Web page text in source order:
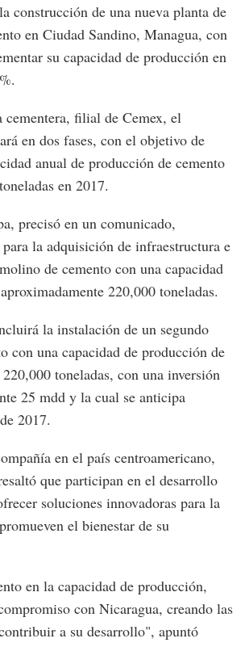
construcción de una nueva planta de
en Ciudad Sandino, Managua, con
su capacidad de producción en
cementera, filial de Cemex, el
en dos fases, con el objetivo de
anual de producción de cemento
en 2017.
precisó en un comunicado,
la adquisición de infraestructura e
de cemento con una capacidad
220,000 toneladas.
la instalación de un segundo
con una capacidad de producción de
toneladas, con una inversión
25 mdd y la cual se anticipa
2017.
en el país centroamericano,
que participan en el desarrollo
soluciones innovadoras para la
el bienestar de su
en la capacidad de producción,
con Nicaragua, creando las
a su desarrollo", apuntó